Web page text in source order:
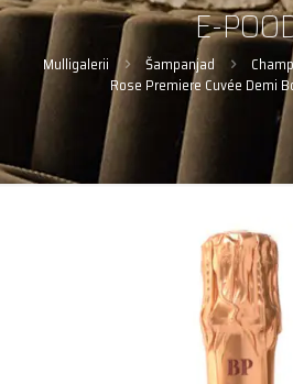
E-
Mulligalerii Šampanjad
Rose Premiere Cuvée Demi